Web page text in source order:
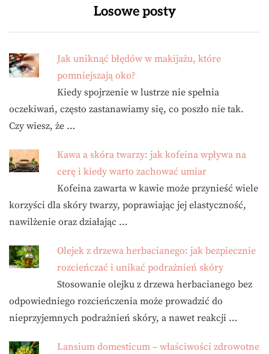
Losowe posty
Jak uniknąć błędów w makijażu, które
pomniejszają oko?
Kiedy spojrzenie w lustrze nie spełnia
oczekiwań, często zastanawiamy się, co poszło nie tak.
Czy wiesz, że …
Kawa a skóra twarzy: jak kofeina wpływa na
cerę i kiedy warto zachować umiar
Kofeina zawarta w kawie może przynieść wiele
korzyści dla skóry twarzy, poprawiając jej elastyczność,
nawilżenie oraz działając …
Olejek z drzewa herbacianego: jak bezpiecznie
rozcieńczać i unikać podrażnień skóry
Stosowanie olejku z drzewa herbacianego bez
odpowiedniego rozcieńczenia może prowadzić do
nieprzyjemnych podrażnień skóry, a nawet reakcji …
Lansium domesticum – właściwości zdrowotne